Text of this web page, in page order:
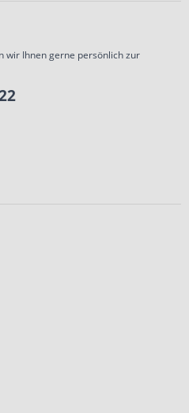
wir Ihnen gerne persönlich zur